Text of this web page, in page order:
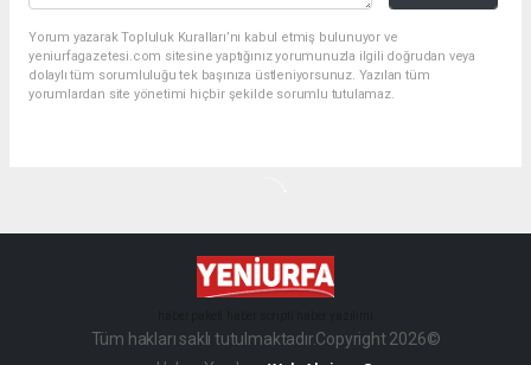
Yorum yazarak Topluluk Kuralları’nı kabul etmiş bulunuyor ve
yeniurfagazetesi.com sitesine yaptığınız yorumunuzla ilgili doğrudan veya
dolaylı tüm sorumluluğu tek başınıza üstleniyorsunuz. Yazılan tüm
yorumlardan site yönetimi hiçbir şekilde sorumlu tutulamaz.
Tüm hakları saklı tutulmaktadır.Copyright 2026©